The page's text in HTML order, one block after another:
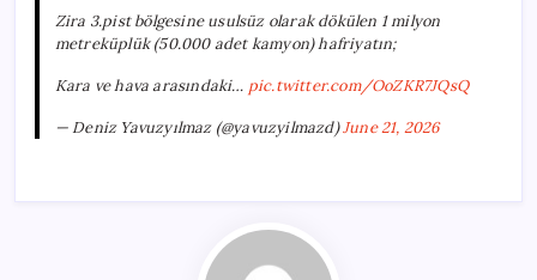
Zira 3.pist bölgesine usulsüz olarak dökülen 1 milyon
metreküplük (50.000 adet kamyon) hafriyatın;
Kara ve hava arasındaki… pic.twitter.com/OoZKR7JQsQ
— Deniz Yavuzyılmaz (@yavuzyilmazd)June 21, 2026